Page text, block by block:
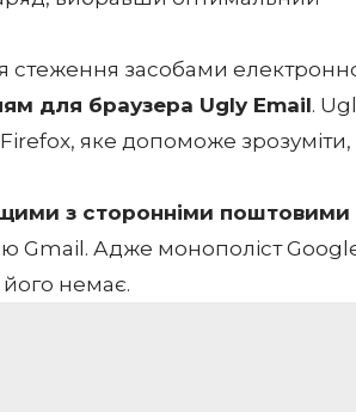
стеження засобами
для браузера Ugly Email.
яке допоможе зрозуміти,
з сторонніми поштовими
Gmail. Адже монополіст
немає.